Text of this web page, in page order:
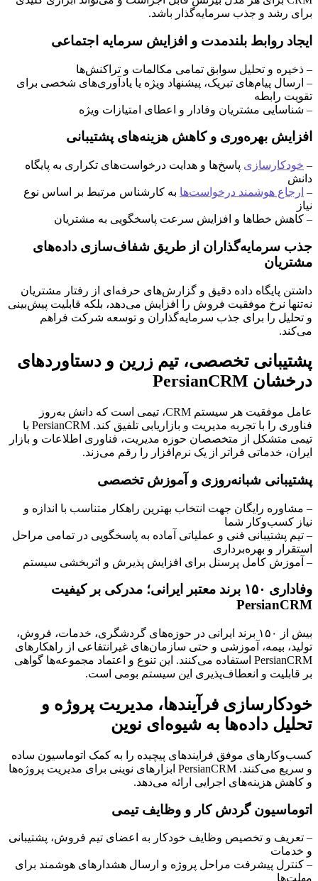
برای رشد و جذب سرمایه‌گذار باشد.
ایجاد روابط بلندمدت و افزایش سرمایه اجتماعی
– ذخیره و تحلیل سوابق تمامی مکالمات و تراکنش‌ها
– ارسال پیام‌های تبریک، پیشنهاد ویژه یا یادآوری‌های شخصی برای
تقویت رابطه
– شناسایی مشتریان وفادار و اعطای امتیازات ویژه
افزایش بهره‌وری و کاهش هزینه‌های پشتیبانی
– خودکارسازی پاسخ‌ها و هدایت درخواست‌های تکراری به پایگاه
دانش
– ارجاع هوشمند درخواست‌ها به کارشناس مرتبط بر اساس نوع
نیاز
– کاهش خطاها و افزایش سرعت پاسخگویی به مشتریان
جذب سرمایه‌گذاران از طریق شفاف‌سازی داده‌های
مشتریان
داشتن پایگاه داده دقیق و گزارش‌های حرفه‌ای از رفتار مشتریان
نه‌تنها نرخ موفقیت فروش را افزایش می‌دهد، بلکه قابلیت پیش‌بینی
و تحلیل را برای جذب سرمایه‌گذاران و توسعه شرکت فراهم
می‌کند.
پشتیبانی تخصصی، تیم زرین و دستاوردهای
درخشان PersianCRM
عامل موفقیت هر سیستم CRM، تیمی است که دانش به‌روز
فناوری را با تجربه مدیریت و بازاریابی تلفیق کند. PersianCRM با
تیمی متشکل از متخصصان حوزه مدیریت، فناوری اطلاعات و بازار
ایران، خدماتی فراتر از یک نرم‌افزار را رقم می‌زند.
پشتیبانی شبانه‌روزی و آموزش تخصصی
– مشاوره رایگان جهت انتخاب بهترین راهکار متناسب با اندازه و
نیاز کسب‌وکار شما
– تیم پشتیبانی فنی و عملیاتی آماده به پاسخگویی در تمامی مراحل
استقرار و بهره‌برداری
– آموزش کامل پرسنل برای افزایش پذیرش و اثربخشی سیستم
وفاداری ۱۵۰ برند معتبر ایرانی؛ مدرکی بر کیفیت
PersianCRM
بیش از ۱۵۰ برند ایرانی در حوزه‌های گردشگری، خدمات، فروش،
تولید، بیمه، آموزشی و حتی سازمان‌های غیرانتفاعی از راهکارهای
PersianCRM استفاده می‌کنند. این تنوع و اعتماد مجموعه‌ها گواهی
بر قابلیت و انعطاف‌پذیری این سیستم بومی است.
خودکارسازی فرآیندها، مدیریت پروژه و
تحلیل داده‌ها به شیوه‌ای نوین
کسب‌وکارهای موفق فرایندهای پیچیده را به کمک اتوماسیون ساده
و سریع می‌کنند. PersianCRM ابزارهای نوینی برای مدیریت پروژه‌ها
و کاهش هزینه‌های اجرایی ارائه می‌دهد.
اتوماسیون گردش کار و وظایف تیمی
– تعریف و تخصیص وظایف خودکار به اعضای تیم فروش، پشتیبانی
و خدمات
– کنترل پیشرفت مراحل پروژه و ارسال هشدارهای هوشمند برای
مهلت‌ها